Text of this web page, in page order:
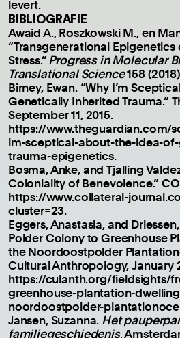
levert.
BIBLIOGRAFIE
Awaid A., Roszkowski M., en
“Transgenerational Epigenetics
Stress.”Progress in Molecular
Translational Science158
Birney, Ewan. “Why I’m
Genetically Inherited Trauma.”
September 11, 2015.
https://www.theguardian.com/
im-sceptical-about-the-idea-
trauma-epigenetics.
Bosma, Anke, and Tjalling
Coloniality of Benevolence.”
https://www.collateral-
cluster=23.
Eggers, Anastasia, and
Polder Colony to Greenhouse
the Noordoostpolder
Cultural Anthropology, January
https://culanth.org/fieldsights/
greenhouse-plantation-
noordoostpolder-
Jansen, Suzanna. Het
familiegeschiedenis.